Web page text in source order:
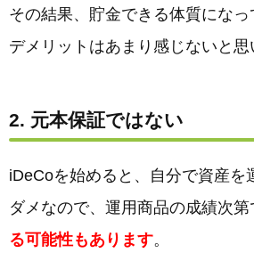
その結果、貯金できる体質にな
デメリットはあまり感じないと思
2. 元本保証ではない
iDeCoを始めると、自分で資産を
ダメなので、運用商品の成績次第
る可能性もあります。